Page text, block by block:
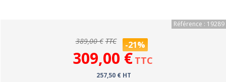
Référence : 19289
389,00 € TTC -21%
309,00 € TTC
257,50 € HT